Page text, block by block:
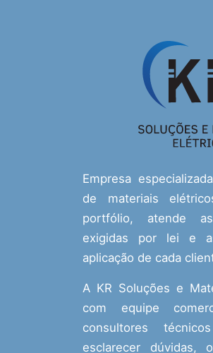
Empresa
de materiais
portfólio, atende
exigidas por lei e
aplicação de cada
A KR Soluções e
com equipe
consultores
esclarecer dúvidas,